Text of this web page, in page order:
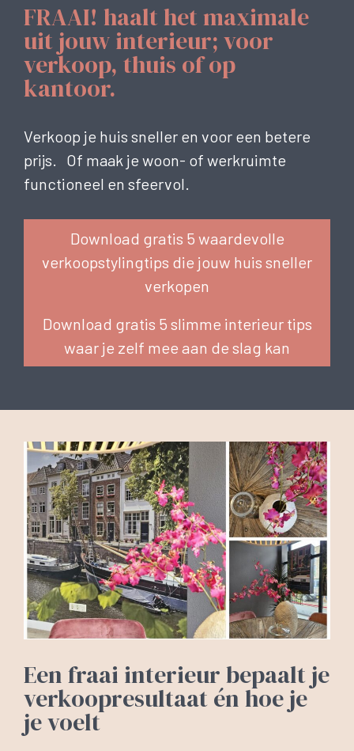
FRAAI! haalt het maximale
uit jouw interieur; voor
verkoop, thuis of op
kantoor.
Verkoop je huis sneller en voor een betere
prijs. Of maak je woon- of werkruimte
functioneel en sfeervol.
Download gratis 5 waardevolle
verkoopstylingtips die jouw huis sneller
verkopen
Download gratis 5 slimme interieur tips
waar je zelf mee aan de slag kan
Een fraai interieur bepaalt je
verkoopresultaat én hoe je
je voelt